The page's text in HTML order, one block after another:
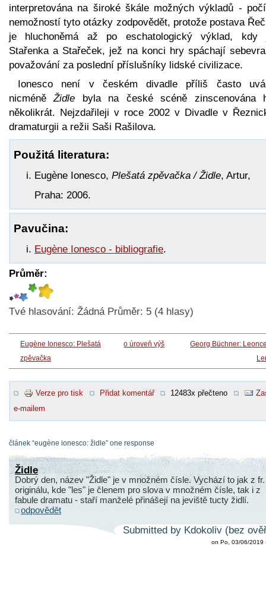
interpretována na široké škále možných výkladů -
nemožností tyto otázky zodpovědět, protože postava
je hluchoněmá až po eschatologický výklad, kdy
Stařenka a Stařeček, jež na konci hry spáchají
považování za poslední příslušníky lidské civilizace.
Ionesco není v českém divadle příliš často
nicméněŽidle byla na české scéně zinscenována
několikrát. Nejzdařileji v roce 2002 v Divadle v
dramaturgii a režii Saši Rašilova.
Použitá literatura:
Eugène Ionesco, Plešatá zpěvačka / Židle, Artur,
Praha: 2006.
Pavučina:
Eugène Ionesco - bibliografie.
Průměr:
Tvé hlasování: Žádná Průměr: 5 (4 hlasy)
Eugène Ionesco: Plešatá
zpěvačka
o úroveň výš
Georg Büchner:
Verze pro tisk Přidat komentář 12483x přečteno
e-mailem
článek “eugène ionesco: židle” one response
Židle
Dobrý den, název "Židle" je v množném čísle. Vychází to jak z fr.
originálu, kde "les" je členem pro slova v množném čísle, tak i z
fabule dramatu - staří manželé přinášejí na jeviště tucty židlí.
odpovědět
Submitted by Kdokoliv (bez
on Po, 03/06/2019